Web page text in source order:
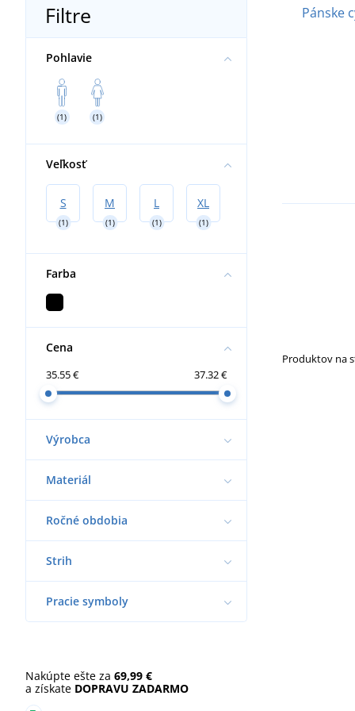
Filtre
Pohlavie
(1) (1)
Veľkosť
S
(1)
M
(1)
L
(1)
XL
(1)
Farba
Cena
35.55 € 37.32 €
Výrobca
Materiál
Ročné obdobia
Strih
Pracie symboly
Nakúpte ešte za 69,99 €
a získate DOPRAVU ZADARMO
Pánske
Produktov na